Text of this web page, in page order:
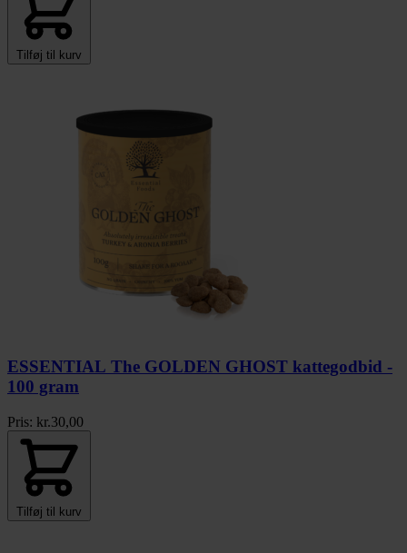
Tilføj til kurv
ESSENTIAL The GOLDEN GHOST kattegodbid -
100 gram
Pris: kr.30,00
Tilføj til kurv